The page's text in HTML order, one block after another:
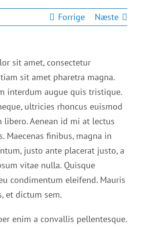
Forrige Næste
sit amet, consectetur
sit amet pharetra magna.
interdum augue quis tristique.
ultricies rhoncus euismod
libero. Aenean id mi at lectus
Maecenas finibus, magna in
justo ante placerat justo, a
vitae nulla. Quisque
condimentum eleifend. Mauris
et dictum sem.
enim a convallis pellentesque.